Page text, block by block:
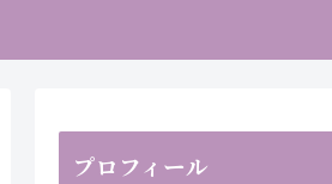
プロフィール